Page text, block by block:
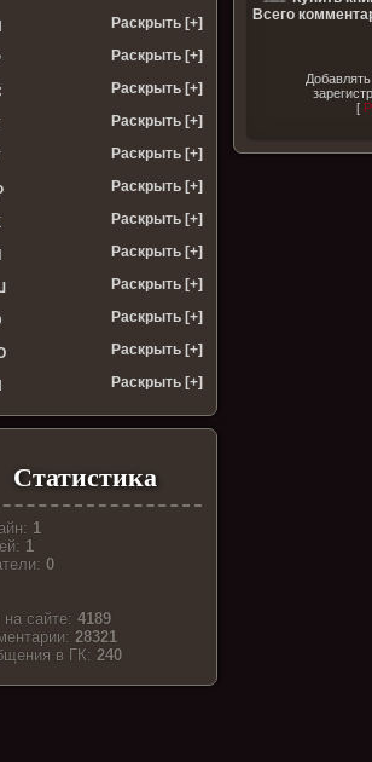
Раскрыть [+]
Раскрыть [+]
Раскрыть [+]
Раскрыть [+]
Раскрыть [+]
Раскрыть [+]
Раскрыть [+]
Раскрыть [+]
Раскрыть [+]
Раскрыть [+]
Раскрыть [+]
Раскрыть [+]
Статистика
1
1
0
на сайте:4189
28321
в ГК:240
Всего
[